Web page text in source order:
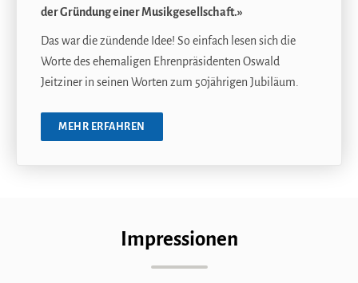
der Gründung einer Musikgesellschaft.»
Das war die zündende Idee! So einfach lesen sich die
Worte des ehemaligen Ehrenpräsidenten Oswald
Jeitziner in seinen Worten zum 50jährigen Jubiläum.
MEHR ERFAHREN
Impressionen